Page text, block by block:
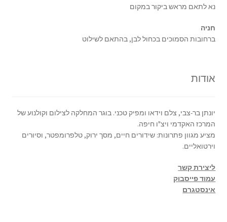
נא לתאם מראש ביקור במקום
חניה
ברחובות הסמוכים בכחול לבן, בהתאם לשילוט
אודות
יונתן בר-צבי, צלם וידאו ומפיק טכני. בוגר המחלקה לצילום וקולנוע של
המרכז האקדמי ויצ"ו חיפה.
מציע מגוון פתרונות: שידורים חיים, מסך ירוק, טלפרומפטר, וסיורים
וירטואליים.
ליצירת קשר
עמוד פייסבוק
אינסטגרם